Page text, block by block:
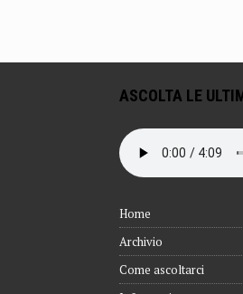
ASCOLTA LE
Home
Archivio
Come ascoltarci